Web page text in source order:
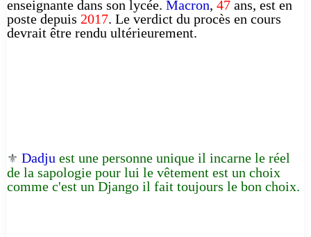
enseignante dans son lycée. Macron, 47 ans, est en
poste depuis 2017. Le verdict du procès en cours
devrait être rendu ultérieurement.
⚜️ Dadju est une personne unique il incarne le réel
de la sapologie pour lui le vêtement est un choix
comme c'est un Django il fait toujours le bon choix.